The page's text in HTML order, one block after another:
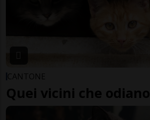
CANTONE
Quei vicini che